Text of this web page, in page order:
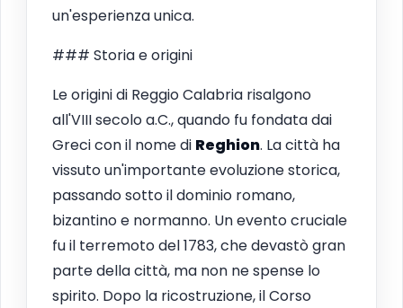
un'esperienza unica.
### Storia e origini
Le origini di Reggio Calabria risalgono
all'VIII secolo a.C., quando fu fondata dai
Greci con il nome di Reghion. La città ha
vissuto un'importante evoluzione storica,
passando sotto il dominio romano,
bizantino e normanno. Un evento cruciale
fu il terremoto del 1783, che devastò gran
parte della città, ma non ne spense lo
spirito. Dopo la ricostruzione, il Corso